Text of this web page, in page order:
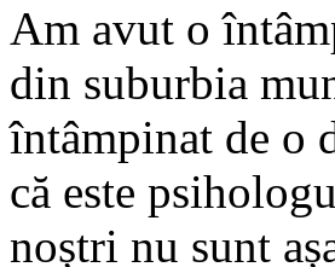
Am avut o
din suburbia
întâmpinat de o
că este
noștri nu sunt